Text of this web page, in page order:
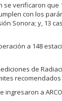
verificaron
con los
Sonora; y, 13
a 148
de
a